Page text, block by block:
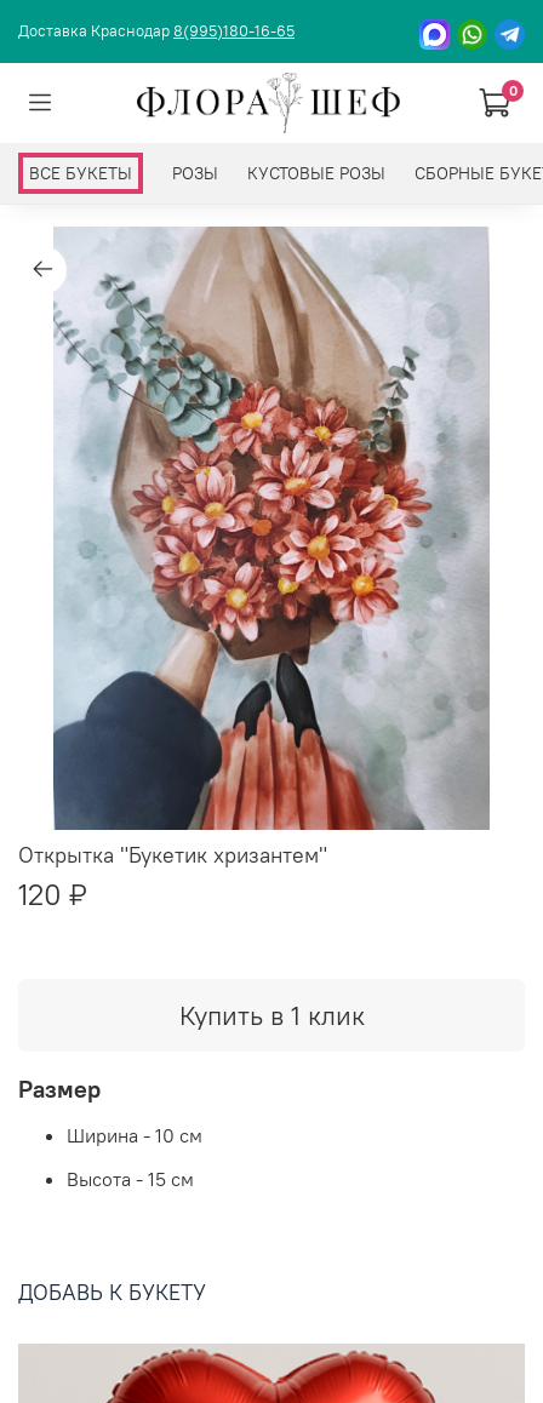
Доставка Краснодар8(995)180-16-65
0
ВСЕ БУКЕТЫ РОЗЫ КУСТОВЫЕ РОЗЫ СБОРНЫЕ
Открытка "Букетик хризантем"
120 ₽
Купить в 1 клик
Размер
Ширина - 10 см
Высота - 15 см
ДОБАВЬ К БУКЕТУ